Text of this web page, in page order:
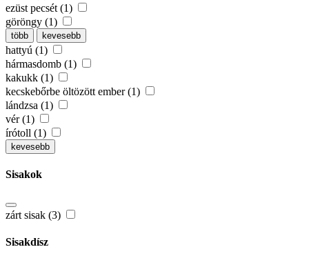
ezüst pecsét (1)
göröngy (1)
több kevesebb
hattyú (1)
hármasdomb (1)
kakukk (1)
kecskebőrbe öltözött ember (1)
lándzsa (1)
vér (1)
írótoll (1)
kevesebb
Sisakok
zárt sisak (3)
Sisakdísz